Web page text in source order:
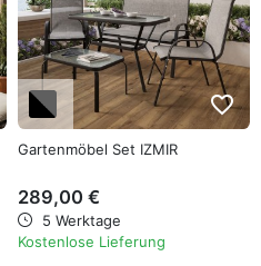
favorite_border
Gartenmöbel Set IZMIR
289,00 €
5 Werktage
Kostenlose Lieferung